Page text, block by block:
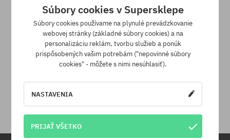
Na vrátenie produktu máš 30 dní od dňa obdržania zásielky.
Súbory cookies v Supersklepe
Súbory cookies používame na plynulé prevádzkovanie
webovej stránky (základné súbory cookies) a na
personalizáciu reklám, tvorbu služieb a ponúk
prispôsobených vašim potrebám ("nepovinné súbory
cookies" - môžete s nimi nesúhlasiť).
NASTAVENIA
PRIJAŤ VŠETKO